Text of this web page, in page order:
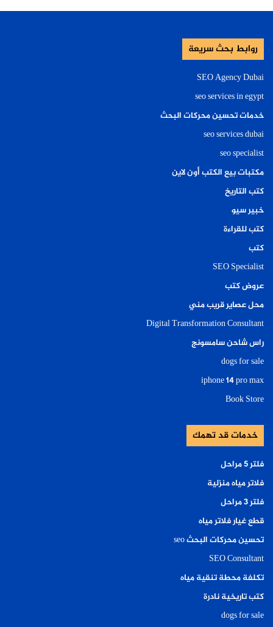
روابط بحث سريعة
SEO Agency Dubai
seo services in egypt
خدمات تحسين محركات البحث
seo services dubai
seo specialist
مكتبات بيع الكتب أون لاين
كتب التاريخ
خبير سيو
كتب للقراءة
كتب
SEO Specialist
عروض كتب
محل عصاير قريب مني
Digital Transformation Consultant
راس شاحن سامسونج
dogs for sale
iphone 14 pro max
Book Store
خدمات قد تهمك
فلتر ٥ مراحل
فلاتر مياه منزلية
فلتر ٣ مراحل
قطع غيار فلاتر مياه
تحسين محركات البحث seo
SEO Consultant
تكلفة محطة تنقية مياه
كتب تاريخية نادرة
dogs for sale